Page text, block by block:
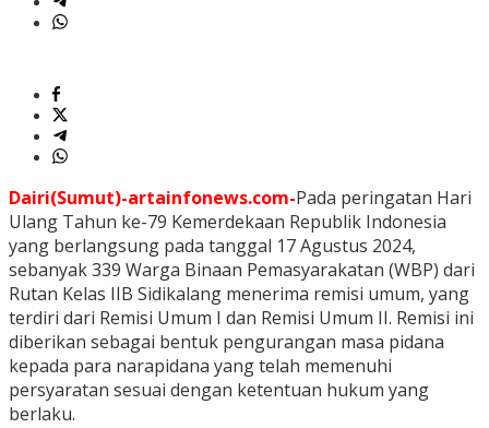
Dairi(Sumut)-artainfonews.com-Pada peringatan Hari
Ulang Tahun ke-79 Kemerdekaan Republik Indonesia
yang berlangsung pada tanggal 17 Agustus 2024,
sebanyak 339 Warga Binaan Pemasyarakatan (WBP) dari
Rutan Kelas IIB Sidikalang menerima remisi umum, yang
terdiri dari Remisi Umum I dan Remisi Umum II. Remisi ini
diberikan sebagai bentuk pengurangan masa pidana
kepada para narapidana yang telah memenuhi
persyaratan sesuai dengan ketentuan hukum yang
berlaku.